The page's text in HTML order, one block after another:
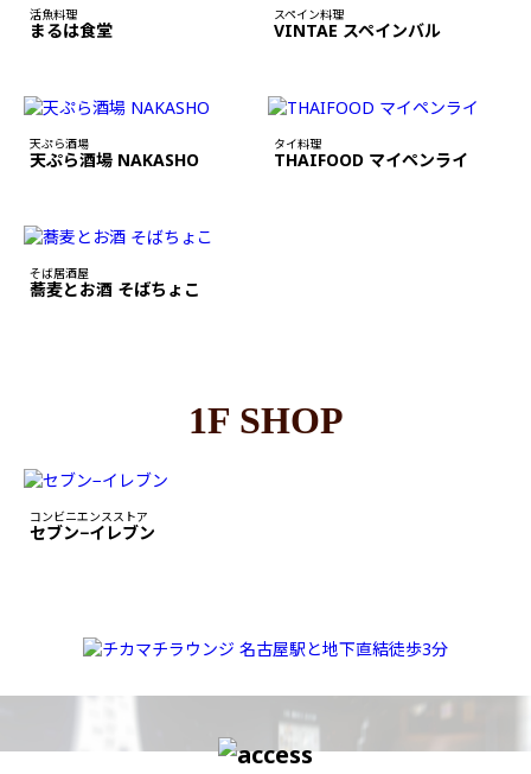
活魚料理
まるは食堂
スペイン料理
VINTAE スペインバル
天ぷら酒場
天ぷら酒場 NAKASHO
タイ料理
THAIFOOD マイペンライ
そば居酒屋
蕎麦とお酒 そばちょこ
1F SHOP
コンビニエンスストア
セブン−イレブン